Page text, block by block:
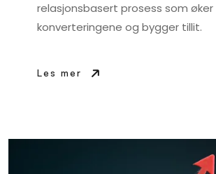
relasjonsbasert prosess som øker
konverteringene og bygger tillit.
Les mer